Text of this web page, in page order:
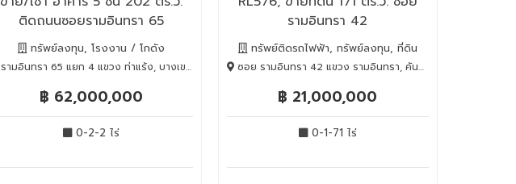
ติดถนนซอยรามอินทรา 65
ทรัพย์ลงทุน, โรงงาน / โกดัง
รามอินทรา 65 แยก 4 แขวง ท่าแร้ง, บางเขน, BANGKOK , 10220
฿ 62,000,000
0-2-2 ไร่
รามอินทรา 42
ทรัพย์ติดรถไฟฟ้า, ทรัพย์ลงทุน, ที่ดิน
ซอย รามอินทรา 42 แขวง รามอินทรา, คันนายาว, BANGKOK , 10230
฿ 21,000,000
0-1-71 ไร่